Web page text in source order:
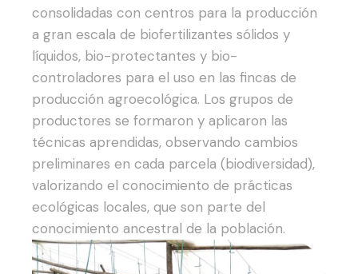
consolidadas con centros para la producción
a gran escala de biofertilizantes sólidos y
líquidos, bio-protectantes y bio-
controladores para el uso en las fincas de
producción agroecológica. Los grupos de
productores se formaron y aplicaron las
técnicas aprendidas, observando cambios
preliminares en cada parcela (biodiversidad),
valorizando el conocimiento de prácticas
ecológicas locales, que son parte del
conocimiento ancestral de la población.